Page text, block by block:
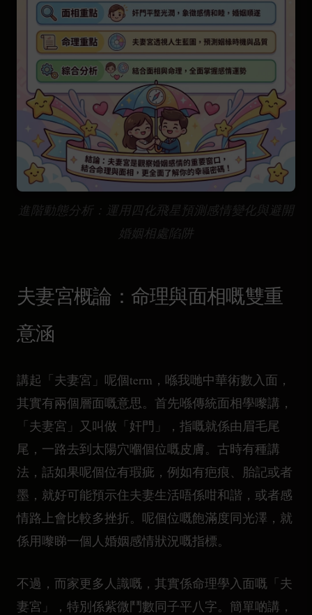
進階動態分析：運用四化飛星預測感情變化與避開
婚姻相處陷阱
夫妻宮概論：命理與面相嘅雙重
意涵
講起「夫妻宮」呢個term，喺我哋中華術數入面，
其實有兩個層面嘅意思。首先喺傳統面相學嚟講，
「夫妻宮」又叫做「奸門」，指嘅就係由眉毛尾
尾，一路去到太陽穴嗰個位嘅皮膚。古時有種講
法，話如果呢個位有瑕疵，例如有疤痕、胎記或者
墨，就好可能預示住夫妻生活唔係咁和諧，或者感
情路上會比較多挫折。呢個位嘅飽滿度同光澤，就
係用嚟睇一個人婚姻感情狀況嘅指標。
不過，而家更多人識嘅，其實係命理學入面嘅「夫
妻宮」，特別係紫微鬥數同子平八字。簡單啲講，